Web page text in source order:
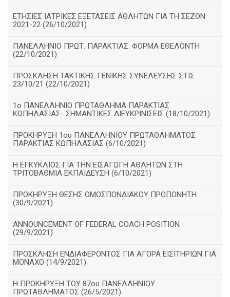
ΕΤΗΣΙΕΣ ΙΑΤΡΙΚΕΣ ΕΞΕΤΑΣΕΙΣ ΑΘΛΗΤΩΝ ΓΙΑ ΤΗ ΣΕΖΟΝ
2021-22 (26/10/2021)
ΠΑΝΕΛΛΗΝΙΟ ΠΡΩΤ. ΠΑΡΑΚΤΙΑΣ: ΦΟΡΜΑ ΕΘΕΛΟΝΤΗ
(22/10/2021)
ΠΡΟΣΚΛΗΣΗ ΤΑΚΤΙΚΗΣ ΓΕΝΙΚΗΣ ΣΥΝΕΛΕΥΣΗΣ ΣΤΙΣ
23/10/21 (22/10/2021)
1ο ΠΑΝΕΛΛΗΝΙΟ ΠΡΩΤΑΘΛΗΜΑ ΠΑΡΑΚΤΙΑΣ
ΚΩΠΗΛΑΣΙΑΣ- ΣΗΜΑΝΤΙΚΕΣ ΔΙΕΥΚΡΙΝΙΣΕΙΣ (18/10/2021)
ΠΡΟΚΗΡΥΞΗ 1ου ΠΑΝΕΛΛΗΝΙΟΥ ΠΡΩΤΑΘΛΗΜΑΤΟΣ
ΠΑΡΑΚΤΙΑΣ ΚΩΠΗΛΑΣΙΑΣ (6/10/2021)
Η ΕΓΚΥΚΛΙΟΣ ΓΙΑ ΤΗΝ ΕΙΣΑΓΩΓΗ ΑΘΛΗΤΩΝ ΣΤΗ
ΤΡΙΤΟΒΑΘΜΙΑ ΕΚΠΑΙΔΕΥΣΗ (6/10/2021)
ΠΡΟΚΗΡΥΞΗ ΘΕΣΗΣ ΟΜΟΣΠΟΝΔΙΑΚΟΥ ΠΡΟΠΟΝΗΤΗ
(30/9/2021)
ANNOUNCEMENT OF FEDERAL COACH POSITION
(29/9/2021)
ΠΡΟΣΚΛΗΣΗ ΕΝΔΙΑΦΕΡΟΝΤΟΣ ΓΙΑ ΑΓΟΡΑ ΕΙΣΙΤΗΡΙΩΝ ΓΙΑ
ΜΟΝΑΧΟ (14/9/2021)
Η ΠΡΟΚΗΡΥΞΗ ΤΟΥ 87ου ΠΑΝΕΛΛΗΝΙΟΥ
ΠΡΩΤΑΘΛΗΜΑΤΟΣ (26/5/2021)